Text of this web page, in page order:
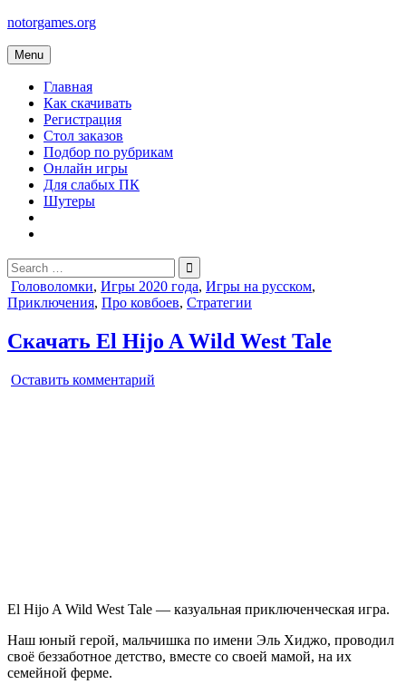
Skip
content
notorgames.org
Menu
Главная
Как скачивать
Регистрация
Стол заказов
Подбор по рубрикам
Онлайн игры
Для слабых ПК
Шутеры
Search
for:
Posted
in
Головоломки, Игры 2020 года, Игры на русском,
Приключения, Про ковбоев, Стратегии
Скачать El Hijo A Wild West Tale
Оставить комментарий
El Hijo A Wild West Tale — казуальная приключенческая игра.
Наш юный герой, мальчишка по имени Эль Хиджо, проводил
своё беззаботное детство, вместе со своей мамой, на их
семейной ферме.